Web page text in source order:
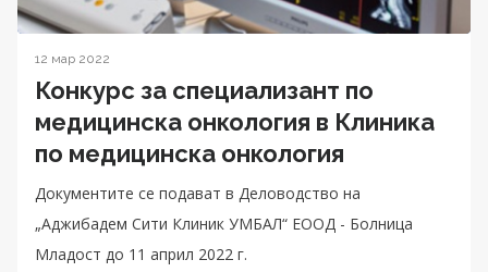
12 мар 2022
Конкурс за специализант по
медицинска онкология в Клиника
по медицинска онкология
Документите се подават в Деловодство на
„Аджибадем Сити Клиник УМБАЛ“ ЕООД - Болница
Младост до 11 април 2022 г.